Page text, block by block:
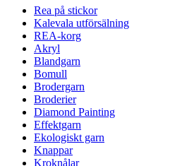
Rea på stickor
Kalevala utförsälning
REA-korg
Akryl
Blandgarn
Bomull
Brodergarn
Broderier
Diamond Painting
Effektgarn
Ekologiskt garn
Knappar
Kroknålar